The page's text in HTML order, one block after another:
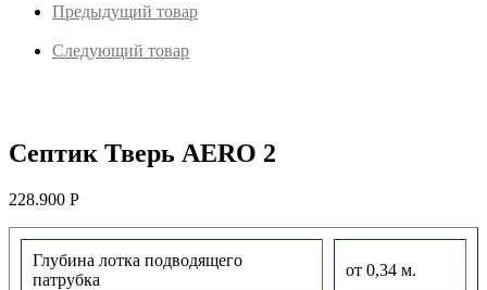
Предыдущий товар
Следующий товар
Септик Тверь AERO 2
228.900 Р
Глубина лотка подводящего
патрубка
от 0,34 м.